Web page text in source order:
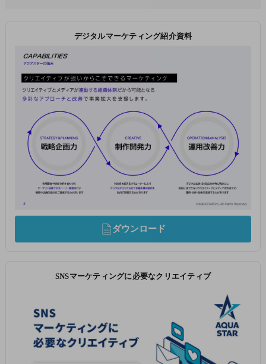
デジタルマーケティング紹介資料
ダウンロード
SNSマーケティングに必要なクリエイティブ